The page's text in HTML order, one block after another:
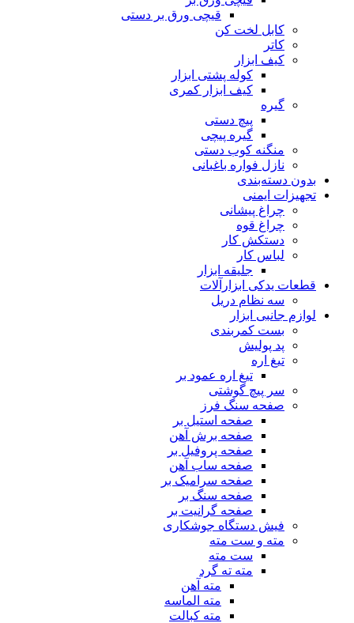
قیچی ورق بر دستی
کابل لخت کن
کاتر
کیف ابزار
کوله پشتی ابزار
کیف ابزار کمری
گیره
پیچ دستی
گیره پیچی
منگنه کوب دستی
نازل فواره باغبانی
بدون دسته‌بندی
تجهیزات ایمنی
چراغ پیشانی
چراغ قوه
دستکش کار
لباس کار
جلیقه ابزار
قطعات یدکی ابزارآلات
سه نظام دریل
لوازم جانبی ابزار
بست کمربندی
پد پولیش
تیغ اره
تیغ اره عمود بر
سر پیچ گوشتی
صفحه سنگ فرز
صفحه استیل بر
صفحه برش آهن
صفحه پروفیل بر
صفحه ساب آهن
صفحه سرامیک بر
صفحه سنگ بر
صفحه گرانیت بر
فیش دستگاه جوشکاری
مته و ست مته
ست مته
مته ته گرد
مته آهن
مته الماسه
مته کبالت